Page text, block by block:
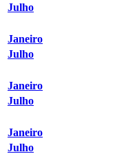
Julho
Janeiro
Julho
Janeiro
Julho
Janeiro
Julho